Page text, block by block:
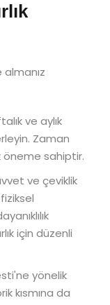
almanız
ve aylık
Zaman
öneme sahiptir.
ve çeviklik
için düzenli
yönelik
kısmına da